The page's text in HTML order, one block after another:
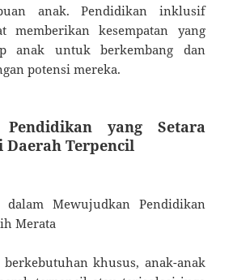
anak. Pendidikan inklusif
memberikan kesempatan yang
anak untuk berkembang dan
potensi mereka.
Pendidikan yang Setara
Terpencil
dalam Mewujudkan Pendidikan
Merata
berkebutuhan khusus, anak-anak